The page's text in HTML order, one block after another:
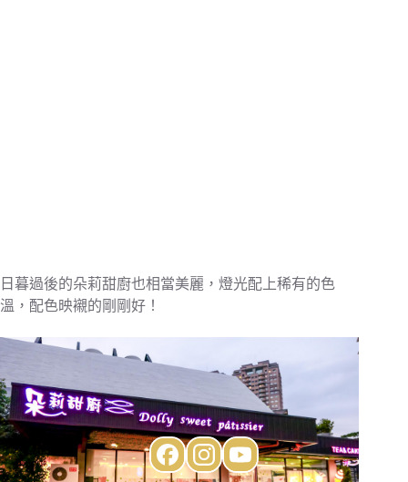
日暮過後的朵莉甜廚也相當美麗，燈光配上稀有的色
溫，配色映襯的剛剛好！